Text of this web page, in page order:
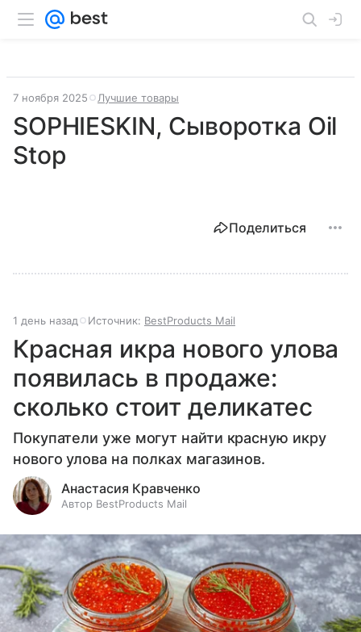
7 ноября 2025 Лучшие товары
SOPHIESKIN, Сыворотка Oil
Stop
Поделиться
1 день назад Источник: BestProducts Mail
Красная икра нового улова
появилась в продаже:
сколько стоит деликатес
Покупатели уже могут найти красную икру
нового улова на полках магазинов.
Анастасия Кравченко
Автор BestProducts Mail